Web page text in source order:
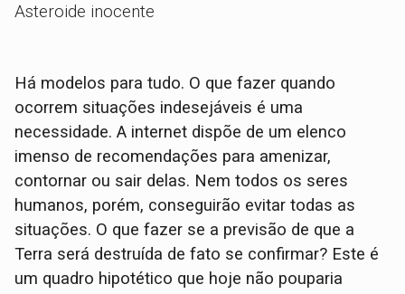
Asteroide inocente
Há modelos para tudo. O que fazer quando
ocorrem situações indesejáveis é uma
necessidade. A internet dispõe de um elenco
imenso de recomendações para amenizar,
contornar ou sair delas. Nem todos os seres
humanos, porém, conseguirão evitar todas as
situações. O que fazer se a previsão de que a
Terra será destruída de fato se confirmar? Este é
um quadro hipotético que hoje não pouparia